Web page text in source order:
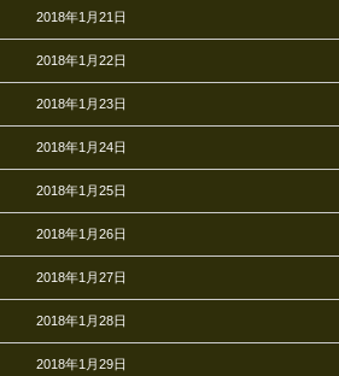
2018年1月21日
2018年1月22日
2018年1月23日
2018年1月24日
2018年1月25日
2018年1月26日
2018年1月27日
2018年1月28日
2018年1月29日